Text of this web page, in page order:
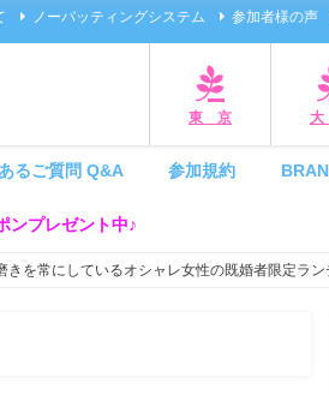
ノーバッティングシステム 参加者様の声
東 京
るご質問 Q&A 参加規約
ンプレゼント中♪
を常にしているオシャレ女性の既婚者限定ラン